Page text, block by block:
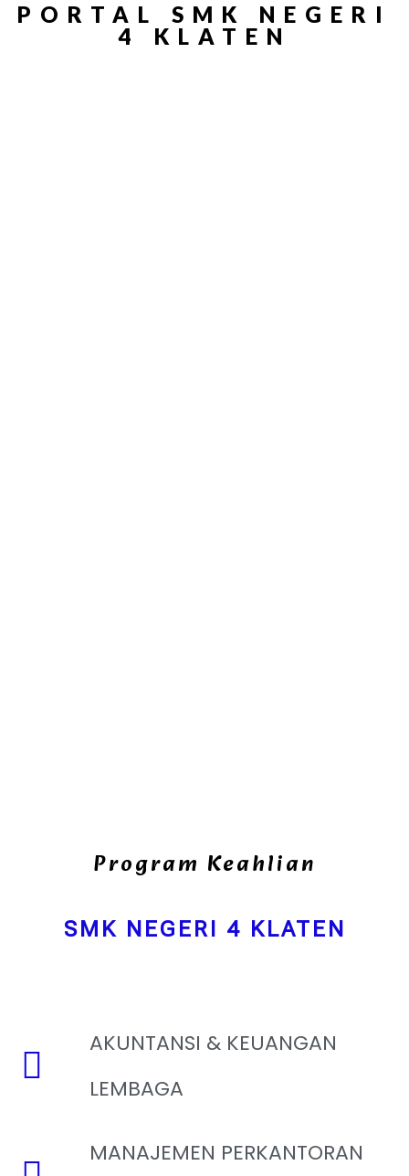
PORTAL SMK NEGERI
4 KLATEN
Program Keahlian
SMK NEGERI 4 KLATEN
AKUNTANSI & KEUANGAN
LEMBAGA
MANAJEMEN PERKANTORAN